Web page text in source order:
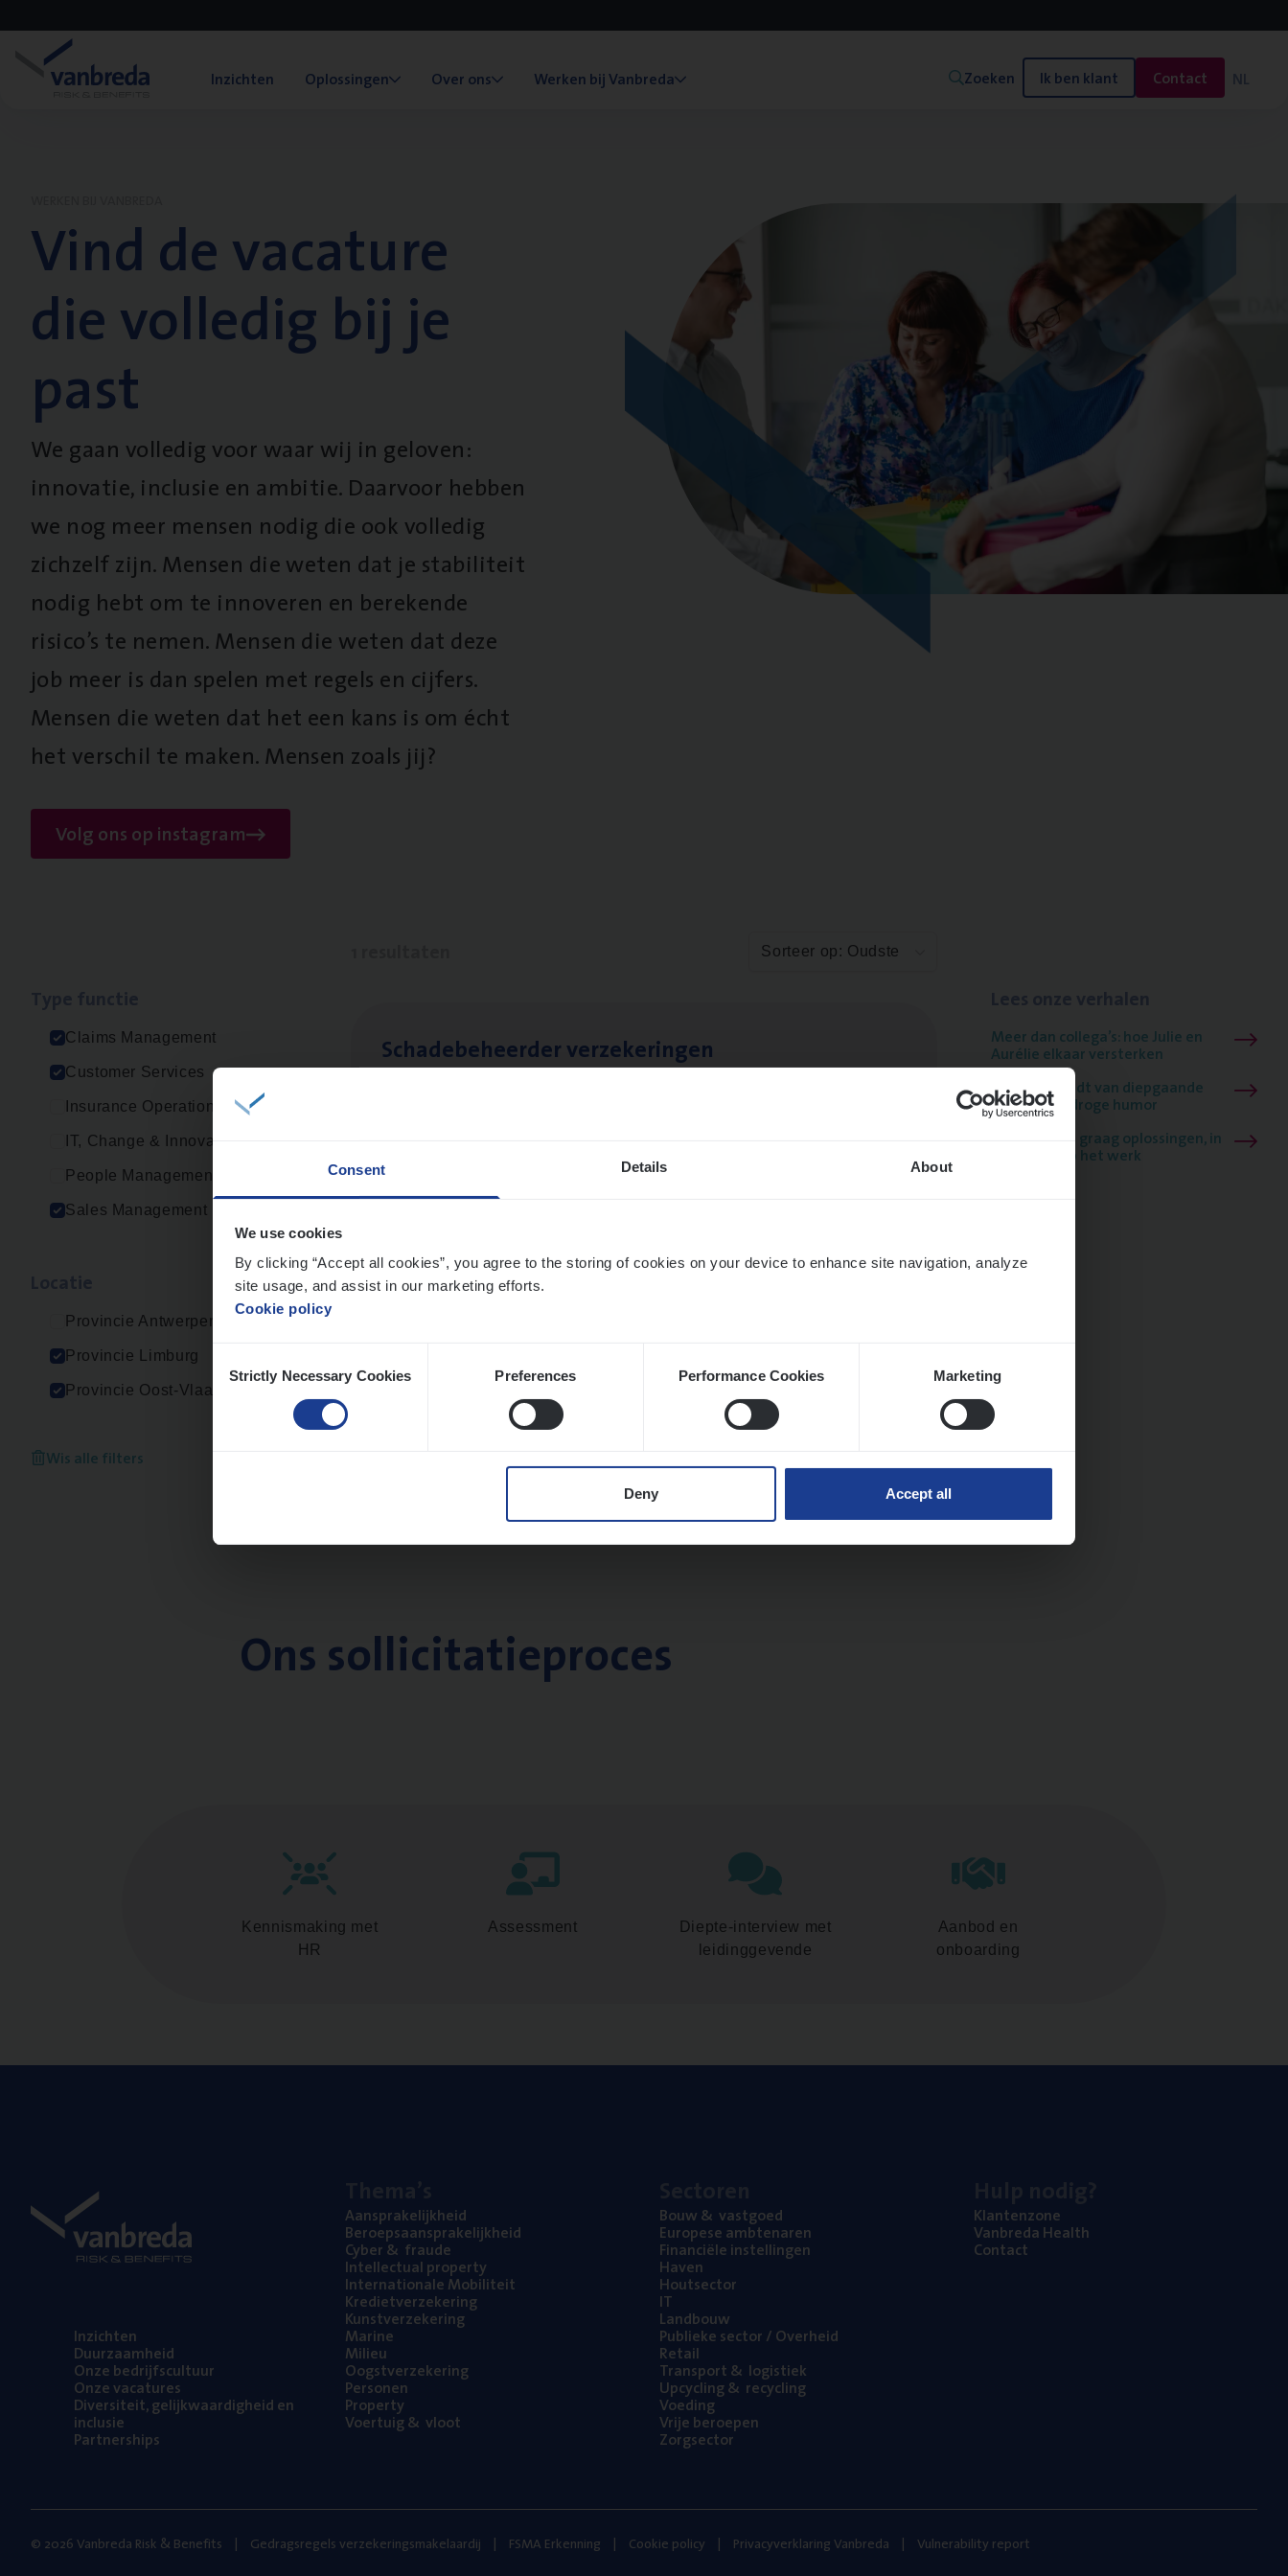
Consent Details About
We use cookies
By clicking “Accept all cookies”, you agree to the storing of cookies on your device to enhance site navigation, analyze
site usage, and assist in our marketing efforts.
Cookie policy
Selection
Strictly Necessary Cookies Preferences Performance Cookies Marketing
Deny Accept all
Inzichten Oplossingen Over ons Werken bij Vanbreda Zoeken Ik ben klant Contact NL
Vind de vacature
die volledig bij je
past
We gaan volledig voor waar wij in geloven:
innovatie, inclusie en ambitie. Daarvoor hebben
we nog meer mensen nodig die ook volledig
zichzelf zijn. Mensen die weten dat je stabiliteit
nodig hebt om te innoveren en berekende
risico’s te nemen. Mensen die weten dat deze
job meer is dan spelen met regels en cijfers.
Mensen die weten dat het een kans is om écht
het verschil te maken. Mensen zoals jij?
Volg ons op instagram
Claims Management
Customer Services
Insurance Operations
IT, Change & Innovation
People Management
Sales Management
Provincie Antwerpen
Provincie Limburg
Provincie Oost-Vlaanderen
Wis alle filters
Sorteer op: Oudste
Scha­de­be­heer­der verzekeringen Meer dan collega’s: hoe Julie en
Aurélie elkaar versterken
Mathias houdt van diepgaande
dossiers én droge humor
Thalia zoekt graag oplossingen, in
games én op het werk
Ons sollicitatieproces
Kennismaking met
HR
Assessment
Diepte-interview met
leidinggevende
Aanbod en
onboarding
Inzich­ten
Duur­zaam­heid
Onze bedrijfs­cul­tuur
Onze vaca­tu­res
Diver­si­teit, gelijk­waar­dig­heid en
inclusie
Part­ner­ships
Aan­spra­ke­lijk­heid
Beroeps­aan­spra­ke­lijk­heid
Cyber& fraude
Intel­lec­tu­al property
Inter­na­ti­o­na­le Mobiliteit
Kre­diet­ver­ze­ke­ring
Kunst­ver­ze­ke­ring
Mari­ne
Mili­eu
Oogst­ver­ze­ke­ring
Per­so­nen
Pro­per­ty
Voer­tuig& vloot
Bouw& vastgoed
Euro­pe­se ambtenaren
Finan­ci­ë­le instellingen
Haven
Hout­sec­tor
IT
Land­bouw
Publie­ke sec­tor / Overheid
Retail
Trans­port& logistiek
Upcy­cling& recycling
Voe­ding
Vrije beroe­pen
Zorg­sec­tor
Klan­ten­zo­ne
Van­b­re­da Health
Con­tact
© 2026 Vanbreda Risk & Benefits Gedragsregels verzekeringsmakelaardij FSMA Erkenning Cookie policy Privacyverklaring Vanbreda Vulnerability report